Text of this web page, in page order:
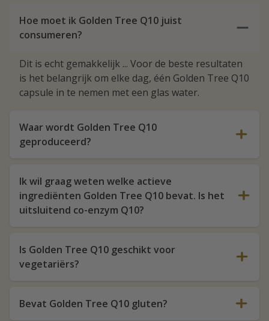
Hoe moet ik Golden Tree Q10 juist
consumeren?
Dit is echt gemakkelijk ... Voor de beste resultaten
is het belangrijk om elke dag, één Golden Tree Q10
capsule in te nemen met een glas water.
Waar wordt Golden Tree Q10
geproduceerd?
Ik wil graag weten welke actieve
ingrediënten Golden Tree Q10 bevat. Is het
uitsluitend co-enzym Q10?
Is Golden Tree Q10 geschikt voor
vegetariërs?
Bevat Golden Tree Q10 gluten?